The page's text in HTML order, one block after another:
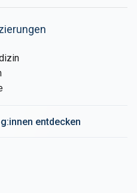
entdecken